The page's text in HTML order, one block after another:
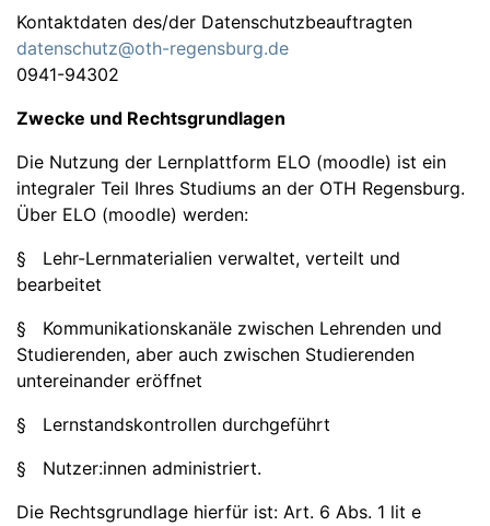
Kontaktdaten des/der Datenschutzbeauftragten
datenschutz@oth-regensburg.de
0941-94302
Zwecke und Rechtsgrundlagen
Die Nutzung der Lernplattform ELO (moodle) ist ein
integraler Teil Ihres Studiums an der OTH Regensburg.
Über ELO (moodle) werden:
§ Lehr-Lernmaterialien verwaltet, verteilt und
bearbeitet
§ Kommunikationskanäle zwischen Lehrenden und
Studierenden, aber auch zwischen Studierenden
untereinander eröffnet
§ Lernstandskontrollen durchgeführt
§ Nutzer:innen administriert.
Die Rechtsgrundlage hierfür ist: Art. 6 Abs. 1 lit e